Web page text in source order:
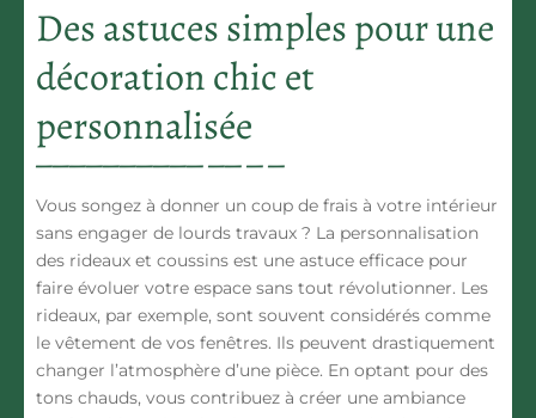
Des astuces simples pour une
décoration chic et
personnalisée
Vous songez à donner un coup de frais à votre intérieur
sans engager de lourds travaux ? La personnalisation
des rideaux et coussins est une astuce efficace pour
faire évoluer votre espace sans tout révolutionner. Les
rideaux, par exemple, sont souvent considérés comme
le vêtement de vos fenêtres. Ils peuvent drastiquement
changer l’atmosphère d’une pièce. En optant pour des
tons chauds, vous contribuez à créer une ambiance